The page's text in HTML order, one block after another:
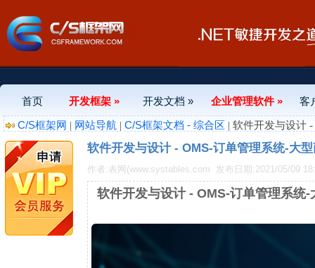
首页 开发框架 » 开发文档 » 企业管理软件 »
客
C/S框架网 | 网站导航 | C/S框架文档 - 综合区 | 软件开发与设计
软件开发与设计 - OMS-订单管理系统-大
作者:表网(www.systables.com 发布日期:2021/05/09
软件开发与设计 - OMS-订单管理系统-